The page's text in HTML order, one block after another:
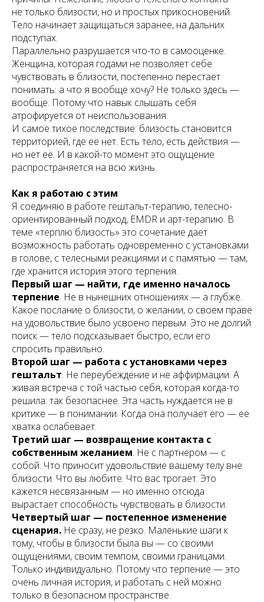
не только близости, но и простых прикосновений.
Тело начинает защищаться заранее, на дальних
подступах.
Параллельно разрушается что-то в самооценке.
Женщина, которая годами не позволяет себе
чувствовать в близости, постепенно перестает
понимать: а что я вообще хочу? Не только здесь —
вообще. Потому что навык слышать себя
атрофируется от неиспользования.
И самое тихое последствие: близость становится
территорией, где её нет. Есть тело, есть действия —
но нет её. И в какой-то момент это ощущение
распространяется на всю жизнь.
Как я работаю с этим
Я соединяю в работе гештальт-терапию, телесно-
ориентированный подход, EMDR и арт-терапию. В
теме «терплю близость» это сочетание дает
возможность работать одновременно с установками
в голове, с телесными реакциями и с памятью — там,
где хранится история этого терпения.
Первый шаг — найти, где именно началось
терпение. Не в нынешних отношениях — а глубже.
Какое послание о близости, о желании, о своем праве
на удовольствие было усвоено первым. Это не долгий
поиск — тело подсказывает быстро, если его
спросить правильно.
Второй шаг — работа с установками через
гештальт. Не переубеждение и не аффирмации. А
живая встреча с той частью себя, которая когда-то
решила: так безопаснее. Эта часть нуждается не в
критике — в понимании. Когда она получает его — её
хватка ослабевает.
Третий шаг — возвращение контакта с
собственным желанием. Не с партнером — с
собой. Что приносит удовольствие вашему телу вне
близости. Что вы любите. Что вас трогает. Это
кажется несвязанным — но именно отсюда
вырастает способность чувствовать в близости.
Четвертый шаг — постепенное изменение
сценария. Не сразу, не резко. Маленькие шаги к
тому, чтобы в близости была вы — со своими
ощущениями, своим темпом, своими границами.
Только индивидуально. Потому что терпение — это
очень личная история, и работать с ней можно
только в безопасном пространстве.